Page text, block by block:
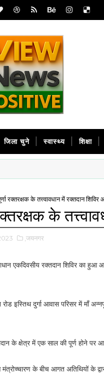
जिला चुने स्वास्थ्य शिक्षा
रक्तरक्षक के तत्त्वावधान में रक्तदान शिविर
के
,जयनगर
एकदिवसीय रक्तदान शिविर का
इस्तिथ दुर्गा आवास परिसर में माँ
के क्षेत्र में एक साल की पूर्ण होने
मंत्रोच्चारण के बीच आगत अतिथियों के